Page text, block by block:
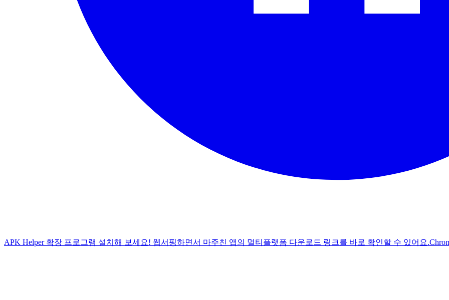
APK Helper 확장 프로그램 설치해 보세요! 웹서핑하면서 마주친 앱의 멀티플랫폼 다운로드 링크를 바로 확인할 수 있어요.